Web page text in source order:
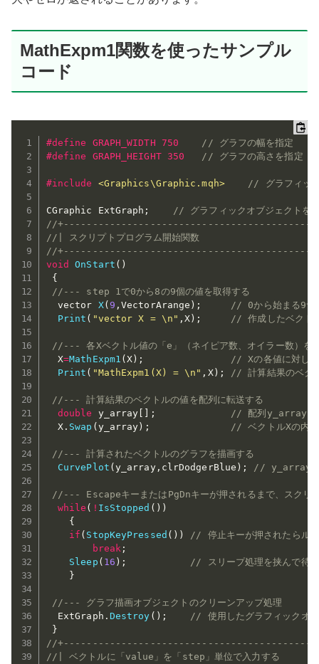
MathExpm1関数を使ったサンプル
コード
#define GRAPH_WIDTH 750 // グラフの幅を指定
#define GRAPH_HEIGHT 350 // グラフの高さを指定
#include <Graphics\Graphic.mqh> // グラフィック
CGraphic ExtGraph ;
// グラフィックオブジェクトを
//
//| スクリプトプログラム開始関数
//
void
OnStart ( )
{
//--- step 1で0から8の9個の値を取得する
  vector
X( 9 ,VectorArange ) ;
// 0から始まる9つ
Print ( "vector X = \n" ,X ) ; // 作成したベクト
//--- 各Xベクトル値の「e」（ネイピア数、オイラー数）を
  X
=MathExpm1 (X ) ;
// Xの各値に対し
Print ( "MathExpm1(X) = \n" , X) ; // 計算結果のベク
//--- 計算結果のベクトルの値を配列に転送する
double
y_array ;
// 配列y_arrayを
  X
. Swap ( y_array ) ; // ベクトルXの内
//--- 計算されたベクトルのグラフを描画する
CurvePlot ( y_array, clrDodgerBlue ) ; // y_arrayの
//--- EscapeキーまたはPgDnキーが押されるまで、スクリ
while ( ! IsStopped ( ) )
{
if ( StopKeyPressed ( ) )
// 停止キーが押されたらル
break ;
Sleep ( 16 ) ;
// スリープ処理を挟んで待機
}
//--- グラフ描画オブジェクトのクリーンアップ処理
  ExtGraph
. Destroy ( ) ;
// 使用したグラフィックオ
}
//
//| ベクトルに「value」を「step」単位で入力